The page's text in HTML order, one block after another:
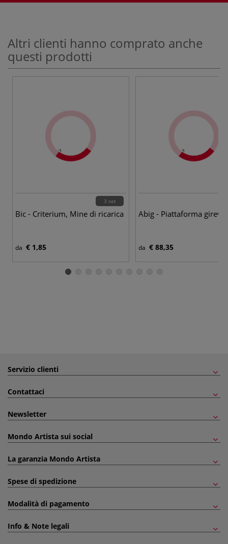
Altri clienti hanno comprato anche
questi prodotti
3 set
Bic - Criterium, Mine di ricarica
da € 1,85
Abig - Piattaforma
da € 88,35
Servizio clienti
Contattaci
Newsletter
Mondo Artista sui social
La garanzia Mondo Artista
Spese di spedizione
Modalità di pagamento
Info & Note legali